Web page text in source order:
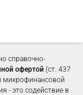
справочно-
офертой (ст. 437
микрофинансовой
- это содействие в